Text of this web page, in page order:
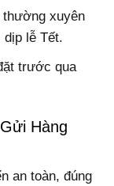
thường xuyên
lễ Tết.
trước qua
Hàng
an toàn, đúng